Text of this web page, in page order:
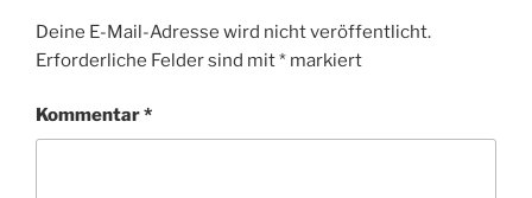
Deine E-Mail-Adresse wird nicht veröffentlicht.
Erforderliche Felder sind mit* markiert
Kommentar*